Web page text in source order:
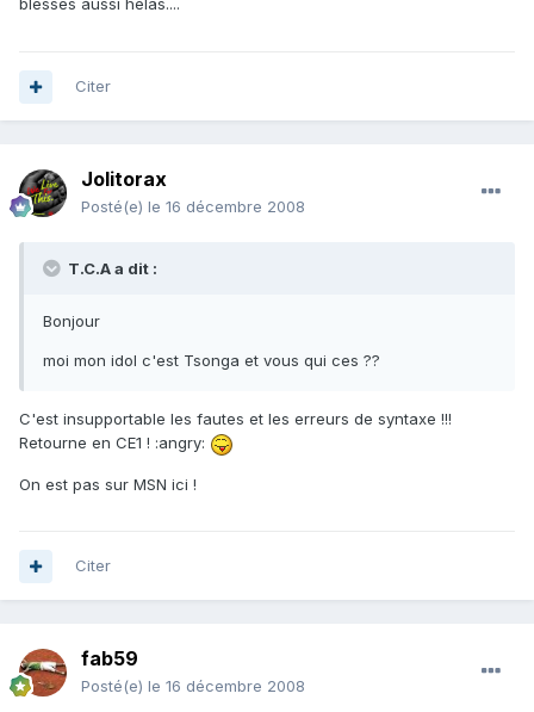
blessés aussi helas....
Citer
Jolitorax
Posté(e) le 16 décembre 2008
T.C.A a dit :
Bonjour
moi mon idol c'est Tsonga et vous qui ces ??
C'est insupportable les fautes et les erreurs de syntaxe !!!
Retourne en CE1 ! :angry:
On est pas sur MSN ici !
Citer
fab59
Posté(e) le 16 décembre 2008